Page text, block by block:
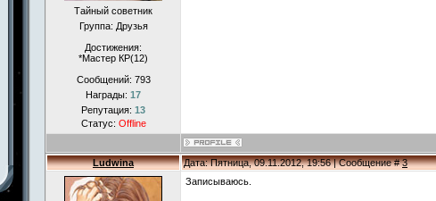
Тайный советник
Группа: Друзья
Достижения:
*Мастер КР(12)
Сообщений: 793
Награды: 17
Репутация: 13
Статус: Offline
Ludwina Дата: Пятница, 09.11.2012, 19:56 | Сообщение #3
Записываюсь.